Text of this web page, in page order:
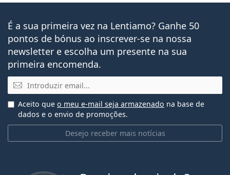
É a sua primeira vez na Lentiamo? Ganhe 50
pontos de bónus ao inscrever-se na nossa
newsletter e escolha um presente na sua
primeira encomenda.
Email
Desejo receber mais notícias
Aceito que o meu e-mail seja armazenado na base de
dados e o envio de promoções.